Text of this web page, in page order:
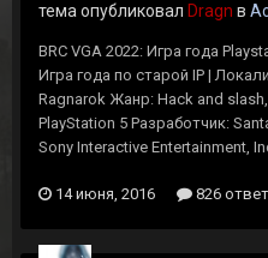
тема опубликовал Dragn в
BRC VGA 2022: Игра года
Игра года по старой IP |
Ragnarok Жанр: Hack and
PlayStation 5 Разработчик:
Sony Interactive Entertainment,
14 июня, 2016 826